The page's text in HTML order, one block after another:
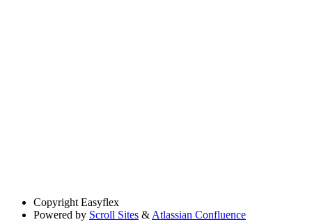
Copyright Easyflex
Powered by Scroll Sites & Atlassian Confluence